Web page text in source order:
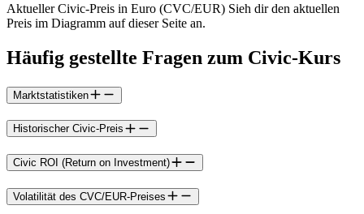
Aktueller Civic-Preis in Euro (CVC/EUR) Sieh dir den aktuellen
Preis im Diagramm auf dieser Seite an.
Häufig gestellte Fragen zum Civic-Kurs
Marktstatistiken
Historischer Civic-Preis
Civic ROI (Return on Investment)
Volatilität des CVC/EUR-Preises